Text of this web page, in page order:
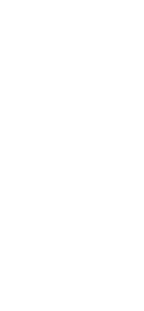
F-119-QWM5-17
§ 34 f
und -beratung